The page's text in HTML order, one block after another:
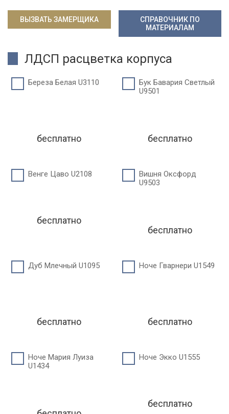
ВЫЗВАТЬ ЗАМЕРЩИКА
СПРАВОЧНИК ПО
МАТЕРИАЛАМ
ЛДСП расцветка корпуса
Береза Белая U3110
бесплатно
Бук Бавария Светлый
U9501
бесплатно
Венге Цаво U2108
бесплатно
Вишня Оксфорд
U9503
бесплатно
Дуб Млечный U1095
бесплатно
Ноче Гварнери U1549
бесплатно
Ноче Мария Луиза
U1434
Ноче Экко U1555
бесплатно